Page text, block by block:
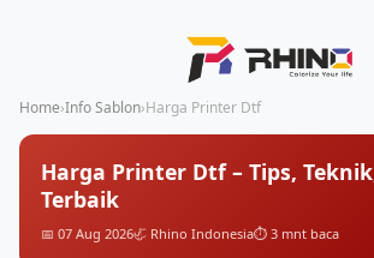
Home›Info Sablon›Harga Printer Dtf
Harga Printer Dtf – Tips,
Terbaik
📅 07 Aug 2026🦏 Rhino Indonesia⏱️ 3 mnt baca